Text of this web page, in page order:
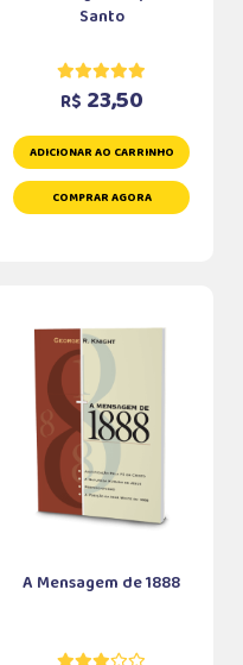
Santo
R$ 23,50
ADICIONAR AO CARRINHO
COMPRAR AGORA
A Mensagem de 1888